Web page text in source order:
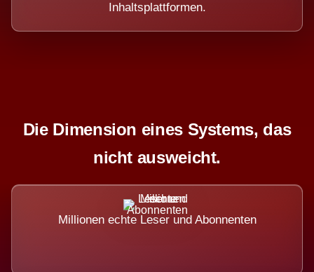
Inhaltsplattformen.
Die Dimension eines Systems, das
nicht ausweicht.
Millionen echte Leser und Abonnenten